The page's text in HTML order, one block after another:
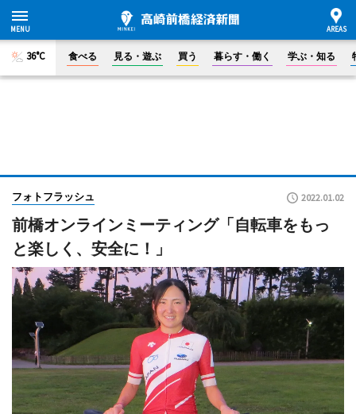
36°C 食べる 見る・遊ぶ 買う 暮らす・働く 学ぶ・知る
フォトフラッシュ 2022.01.02
前橋オンラインミーティング「自転車をもっ
と楽しく、安全に！」